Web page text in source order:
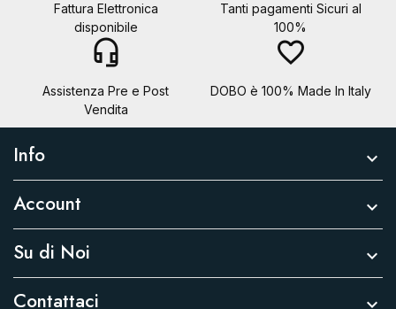
Fattura Elettronica
disponibile
Tanti pagamenti Sicuri al
100%
headset_mic
Assistenza Pre e Post
Vendita
favorite_border
DOBO è 100% Made In Italy
Info 
Account 
Su di Noi 
Contattaci 